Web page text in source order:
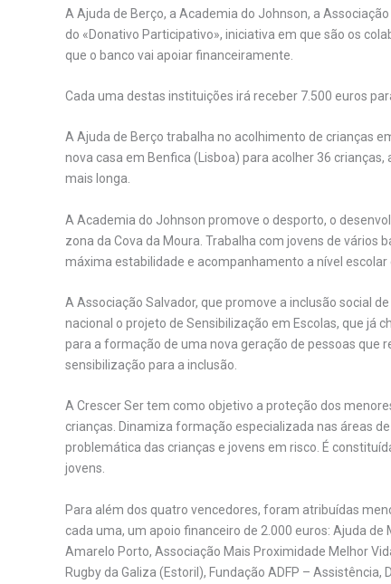
A Ajuda de Berço, a Academia do Johnson, a
do «Donativo Participativo», iniciativa em que são os
que o banco vai apoiar financeiramente.
Cada uma destas instituições irá receber 7.500 euros
A Ajuda de Berço trabalha no acolhimento de crianças
nova casa em Benfica (Lisboa) para acolher 36
mais longa.
A Academia do Johnson promove o desporto, o
zona da Cova da Moura. Trabalha com jovens de
máxima estabilidade e acompanhamento a nível escolar
A Associação Salvador, que promove a inclusão social
nacional o projeto de Sensibilização em Escolas, que já
para a formação de uma nova geração de pessoas que
sensibilização para a inclusão.
A Crescer Ser tem como objetivo a proteção dos
crianças. Dinamiza formação especializada nas áreas
problemática das crianças e jovens em risco. É
jovens.
Para além dos quatro vencedores, foram atribuídas
cada uma, um apoio financeiro de 2.000 euros: Ajuda
Amarelo Porto, Associação Mais Proximidade Melhor
Rugby da Galiza (Estoril), Fundação ADFP –